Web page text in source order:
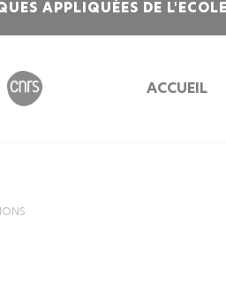
APPLIQUÉES DE L'ECOLE
ACCUEIL